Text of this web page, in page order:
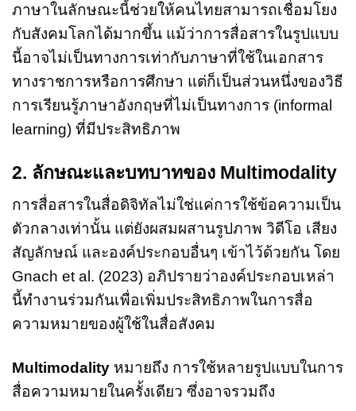
ภาษาในลักษณะนี้ช่วยให้คนไทยสามารถเชื่อมโยง
กับสังคมโลกได้มากขึ้น แม้ว่าการสื่อสารในรูปแบบ
นี้อาจไม่เป็นทางการเท่ากับภาษาที่ใช้ในเอกสาร
ทางราชการหรือการศึกษา แต่ก็เป็นส่วนหนึ่งของวิธี
การเรียนรู้ภาษาอังกฤษที่ไม่เป็นทางการ (informal
learning) ที่มีประสิทธิภาพ
2. ลักษณะและบทบาทของ Multimodality
การสื่อสารในสื่อดิจิทัลไม่ใช่แค่การใช้ข้อความเป็น
ตัวกลางเท่านั้น แต่ยังผสมผสานรูปภาพ วิดีโอ เสียง
สัญลักษณ์ และองค์ประกอบอื่นๆ เข้าไว้ด้วยกัน โดย
Gnach et al. (2023) อภิปรายว่าองค์ประกอบเหล่า
นี้ทำงานร่วมกันเพื่อเพิ่มประสิทธิภาพในการสื่อ
ความหมายของผู้ใช้ในสื่อสังคม
Multimodality หมายถึง การใช้หลายรูปแบบในการ
สื่อความหมายในครั้งเดียว ซึ่งอาจรวมถึง